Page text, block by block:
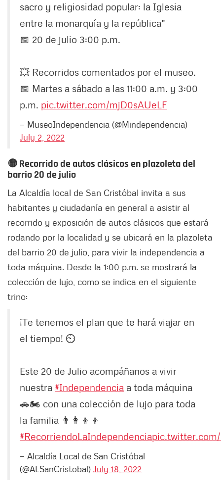
sacro y religiosidad popular: la Iglesia
entre la monarquía y la república"
📅 20 de julio 3:00 p.m.
💥 Recorridos comentados por el museo.
📅 Martes a sábado a las 11:00 a.m. y 3:00
p.m. pic.twitter.com/mjD0sAUeLF
— MuseoIndependencia (@Mindependencia)
July 2, 2022
🟡 Recorrido de autos clásicos en plazoleta del
barrio 20 de julio
La Alcaldía local de San Cristóbal invita a sus
habitantes y ciudadanía en general a asistir al
recorrido y exposición de autos clásicos que estará
rodando por la localidad y se ubicará en la plazoleta
del barrio 20 de julio, para vivir la independencia a
toda máquina. Desde la 1:00 p.m. se mostrará la
colección de lujo, como se indica en el siguiente
trino:
¡Te tenemos el plan que te hará viajar en
el tiempo! ⏲️
Este 20 de Julio acompáñanos a vivir
nuestra #Independencia a toda máquina
🚗🏍️ con una colección de lujo para toda
la familia 👨‍👩‍👦‍👦
#RecorriendoLaIndependencia
— Alcaldía Local de San Cristóbal
(@ALSanCristobal) July 18, 2022